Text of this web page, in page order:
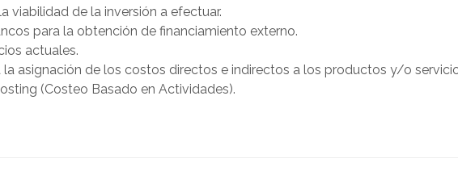
viabilidad de la inversión a efectuar.
para la obtención de financiamiento externo.
actuales.
asignación de los costos directos e indirectos a los productos y/o
(Costeo Basado en Actividades).